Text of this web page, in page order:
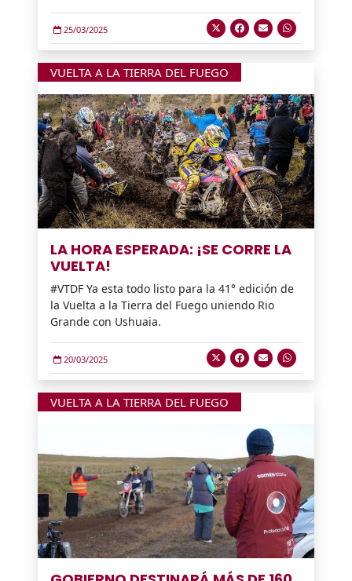
25/03/2025
VUELTA A LA TIERRA DEL FUEGO
LA HORA ESPERADA: ¡SE CORRE LA
VUELTA!
#VTDF Ya esta todo listo para la 41° edición de
la Vuelta a la Tierra del Fuego uniendo Rio
Grande con Ushuaia.
20/03/2025
VUELTA A LA TIERRA DEL FUEGO